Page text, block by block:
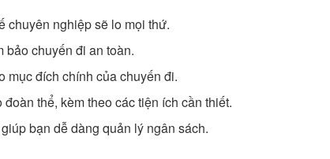
chuyên nghiệp sẽ lo mọi thứ.
chuyến đi an toàn.
mục đích chính của chuyến đi.
thể, kèm theo các tiện ích cần thiết.
bạn dễ dàng quản lý ngân sách.